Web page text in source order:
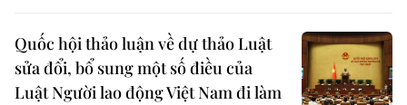
Quốc hội thảo luận về dự thảo Luật
sửa đổi, bổ sung một số điều của
Luật Người lao động Việt Nam đi làm